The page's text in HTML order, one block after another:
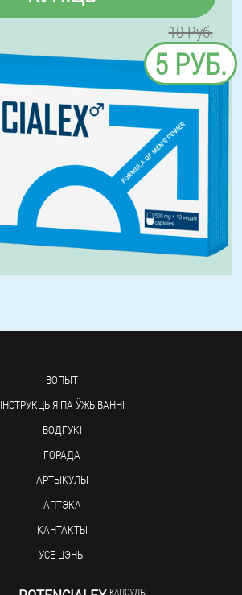
10 Руб.
5 РУБ.
ВОПЫТ
ІНСТРУКЦЫЯ ПА ЎЖЫВАННІ
ВОДГУКІ
ГОРАДА
АРТЫКУЛЫ
АПТЭКА
КАНТАКТЫ
УСЕ ЦЭНЫ
КАПСУЛЫ